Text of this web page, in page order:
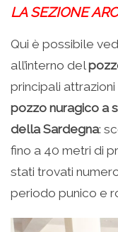
LA SEZIONE
Qui è possibile
all’interno del
principali
pozzo nuragico a
della Sardegna:
fino a 40 metri di
stati trovati
periodo punico e